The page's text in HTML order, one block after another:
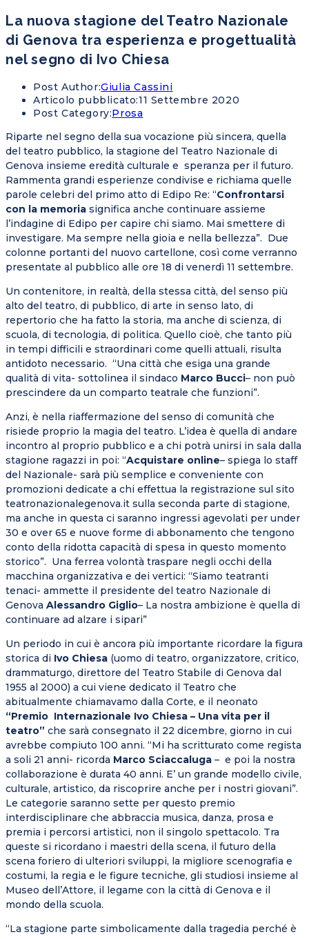
La nuova stagione del Teatro Nazionale
di Genova tra esperienza e progettualità
nel segno di Ivo Chiesa
Post Author:Giulia Cassini
Articolo pubblicato:11 Settembre 2020
Post Category:Prosa
Riparte nel segno della sua vocazione più sincera, quella
del teatro pubblico, la stagione del Teatro Nazionale di
Genova insieme eredità culturale e speranza per il futuro.
Rammenta grandi esperienze condivise e richiama quelle
parole celebri del primo atto di Edipo Re: “Confrontarsi
con la memoria significa anche continuare assieme
l’indagine di Edipo per capire chi siamo. Mai smettere di
investigare. Ma sempre nella gioia e nella bellezza”. Due
colonne portanti del nuovo cartellone, così come verranno
presentate al pubblico alle ore 18 di venerdì 11 settembre.
Un contenitore, in realtà, della stessa città, del senso più
alto del teatro, di pubblico, di arte in senso lato, di
repertorio che ha fatto la storia, ma anche di scienza, di
scuola, di tecnologia, di politica. Quello cioè, che tanto più
in tempi difficili e straordinari come quelli attuali, risulta
antidoto necessario. “Una città che esiga una grande
qualità di vita- sottolinea il sindaco Marco Bucci– non può
prescindere da un comparto teatrale che funzioni”.
Anzi, è nella riaffermazione del senso di comunità che
risiede proprio la magia del teatro. L’idea è quella di andare
incontro al proprio pubblico e a chi potrà unirsi in sala dalla
stagione ragazzi in poi: “Acquistare online– spiega lo staff
del Nazionale- sarà più semplice e conveniente con
promozioni dedicate a chi effettua la registrazione sul sito
teatronazionalegenova.it sulla seconda parte di stagione,
ma anche in questa ci saranno ingressi agevolati per under
30 e over 65 e nuove forme di abbonamento che tengono
conto della ridotta capacità di spesa in questo momento
storico”. Una ferrea volontà traspare negli occhi della
macchina organizzativa e dei vertici: “Siamo teatranti
tenaci- ammette il presidente del teatro Nazionale di
Genova Alessandro Giglio– La nostra ambizione è quella di
continuare ad alzare i sipari”
Un periodo in cui è ancora più importante ricordare la figura
storica di Ivo Chiesa (uomo di teatro, organizzatore, critico,
drammaturgo, direttore del Teatro Stabile di Genova dal
1955 al 2000) a cui viene dedicato il Teatro che
abitualmente chiamavamo dalla Corte, e il neonato
“Premio Internazionale Ivo Chiesa – Una vita per il
teatro” che sarà consegnato il 22 dicembre, giorno in cui
avrebbe compiuto 100 anni. “Mi ha scritturato come regista
a soli 21 anni- ricorda Marco Sciaccaluga – e poi la nostra
collaborazione è durata 40 anni. E’ un grande modello civile,
culturale, artistico, da riscoprire anche per i nostri giovani”.
Le categorie saranno sette per questo premio
interdisciplinare che abbraccia musica, danza, prosa e
premia i percorsi artistici, non il singolo spettacolo. Tra
queste si ricordano i maestri della scena, il futuro della
scena foriero di ulteriori sviluppi, la migliore scenografia e
costumi, la regia e le figure tecniche, gli studiosi insieme al
Museo dell’Attore, il legame con la città di Genova e il
mondo della scuola.
“La stagione parte simbolicamente dalla tragedia perché è